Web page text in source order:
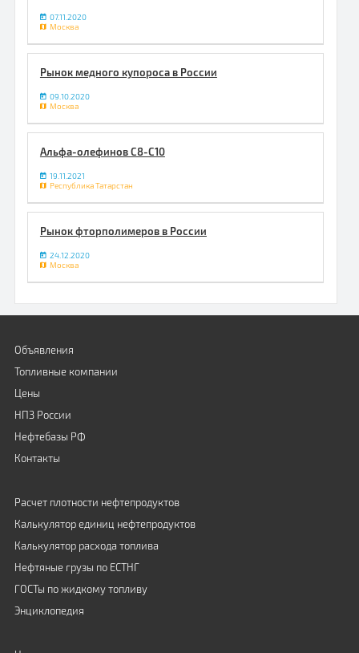
07.11.2020
Москва
Рынок медного купороса в России
09.10.2020
Москва
Альфа-олефинов С8-С10
19.11.2021
Республика Татарстан
Рынок фторполимеров в России
24.12.2020
Москва
Объявления
Топливные компании
Цены
НПЗ России
Нефтебазы РФ
Контакты
Расчет плотности нефтепродуктов
Калькулятор единиц нефтепродуктов
Калькулятор расхода топлива
Нефтяные грузы по ЕСТНГ
ГОСТы по жидкому топливу
Энциклопедия